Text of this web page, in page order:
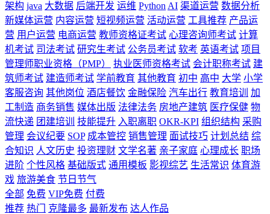
架构 java 大数据 后端开发 运维 Python AI 渠道运营 数据分析
新媒体运营 内容运营 短视频运营 活动运营 工具推荐 产品运
营 用户运营 电商运营 教师资格证考试 心理咨询师考试 计算
机考试 司法考试 研究生考试 公务员考试 软考 英语考试 项目
管理师职业资格（PMP）
执业医师资格考试 会计职称考试 建
筑师考试 建造师考试 学前教育 其他教育 初中 高中 大学 小学
客服咨询 其他岗位 酒店餐饮 金融保险 汽车出行 教育培训
加
工制造 商务销售 媒体出版 法律法务 房地产建筑 医疗保健 物
流快递 团建培训 技能提升 入职离职 OKR-KPI 组织结构 采购
管理 会议纪要 SOP 成本管控 销售管理 面试技巧 计划总结 综
合知识 人文历史 投资理财 文学名著 亲子家庭 心理成长 职场
进阶 个性风格 基础版式 通用模板 影视综艺 生活常识 体育游
戏 旅游美食 节日节气
全部 免费 VIP免费 付费
推荐 热门 克隆最多 最新发布 达人作品